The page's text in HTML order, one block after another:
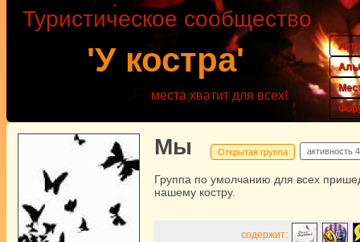
'У костра'
Туристическое сообщество
места хватит для всех!
Мы Открытая группа активность
Группа по умолчанию для всех
нашему костру.
содержит: